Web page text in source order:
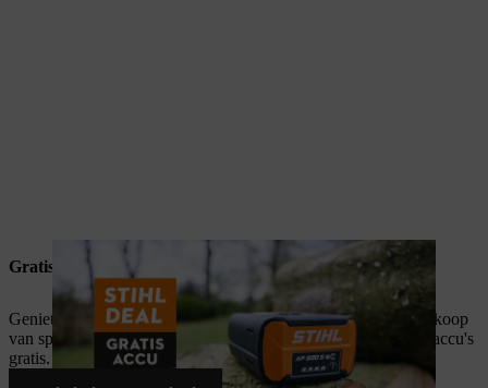
Gratis AP 500 S accu
Geniet tot 30/06/2025 van uitzonderlijke Power Deals: bij aankoop
van specifieke actiesets ontvang je één of meerdere AP 500 S accu's
gratis.